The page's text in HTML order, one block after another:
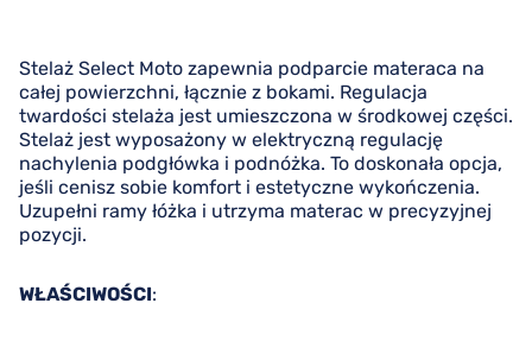
Stelaż Select Moto zapewnia podparcie materaca na
całej powierzchni, łącznie z bokami. Regulacja
twardości stelaża jest umieszczona w środkowej części.
Stelaż jest wyposażony w elektryczną regulację
nachylenia podgłówka i podnóżka. To doskonała opcja,
jeśli cenisz sobie komfort i estetyczne wykończenia.
Uzupełni ramy łóżka i utrzyma materac w precyzyjnej
pozycji.
WŁAŚCIWOŚCI: